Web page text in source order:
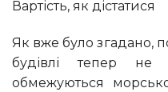
Вартість, як дістатися
Як вже було згадано, потрапити всередину самої
будівлі тепер не
обмежуються